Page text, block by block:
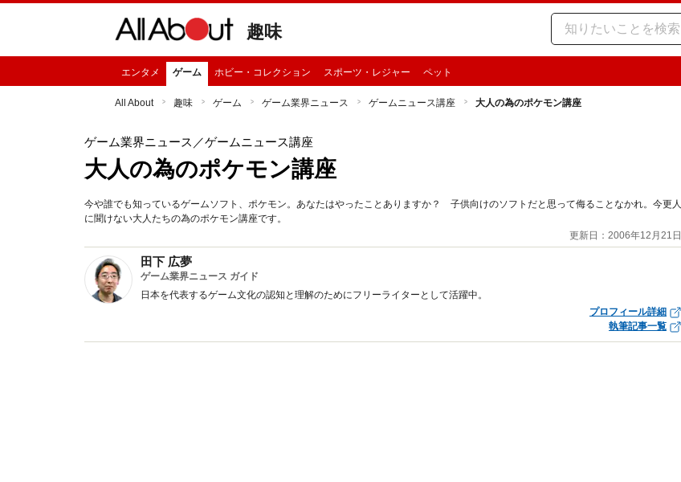
趣味
エンタメ ゲーム ホビー・コレクション スポーツ・レジャー ペット
All About 趣味 ゲーム ゲーム業界ニュース ゲームニュース講座 大人の為のポケモン講座
ゲーム業界ニュース ／ゲームニュース講座
大人の為のポケモン講座
今や誰でも知っているゲームソフト、ポケモン。あなたはやったことありますか？ 子供向けのソフトだと思って侮ることなかれ。今更人
に聞けない大人たちの為のポケモン講座です。
更新日：2006年12月21日
田下 広夢
ゲーム業界ニュース ガイド
日本を代表するゲーム文化の認知と理解のためにフリーライターとして活躍中。
プロフィール詳細
執筆記事一覧